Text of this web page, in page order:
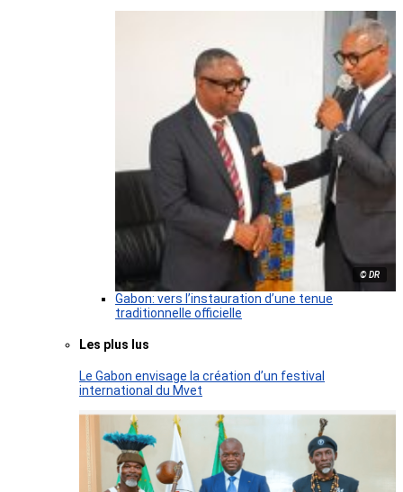
© DR
Gabon: vers l’instauration d’une tenue
traditionnelle officielle
Les plus lus
Le Gabon envisage la création d’un festival
international du Mvet